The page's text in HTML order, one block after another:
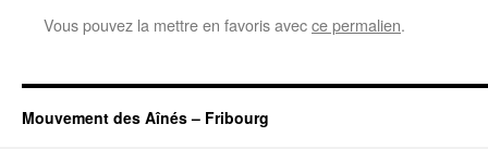
Vous pouvez la mettre en favoris avecce permalien.
Mouvement des Aînés – Fribourg